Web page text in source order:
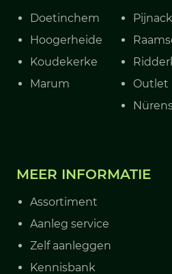
Doetinchem
Hoogerheide
Koudekerke
Marum
Outlet
MEER INFORMATIE
Assortiment
Aanleg service
Zelf aanleggen
Kennisbank